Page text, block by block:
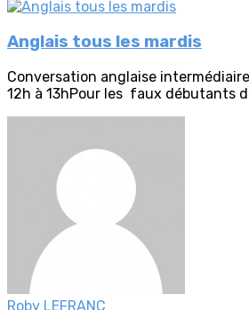
Anglais tous les mardis
Conversation anglaise
12h à 13hPour les faux débutants
Roby LEFRANC